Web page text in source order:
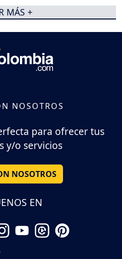
MÁS +
NOSOTROS
para ofrecer tus
y/o servicios
NOSOTROS
EN